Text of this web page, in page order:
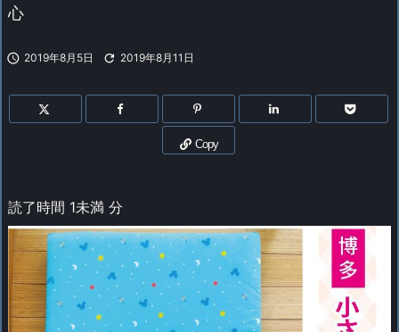
心
 2019年8月5日  2019年8月11日
Copy
読了時間 1未満 分